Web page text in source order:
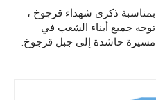
بمناسبة ذكرى شهداء قرجوخ ،
توجه جميع أبناء الشعب في
مسيرة حاشدة إلى جبل قرجوخ.